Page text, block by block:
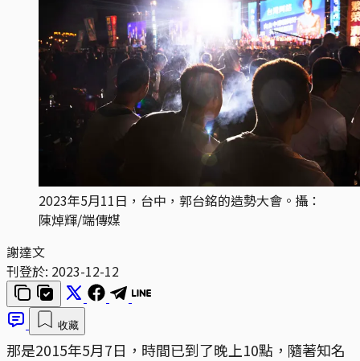
2023年5月11日，台中，郭台銘的造勢大會。攝：
陳焯輝/端傳媒
謝達文
刊登於: 2023-12-12
收藏
那是2015年5月7日，時間已到了晚上10點，隨著知名